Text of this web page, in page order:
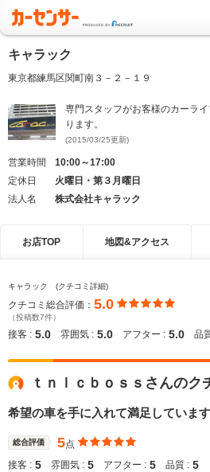
キャラック
東京都練馬区関町南３－２－１９
専門スタッフがお客様のカーラ
ります。
(2015/03/25更新)
営業時間
10:00～17:00
定休日
火曜日・第３月曜日
法人名
株式会社キャラック
お店TOP 地図&アクセス
キャラック (クチコミ詳細)
クチコミ総合評価： 5.0
（投稿数7件）
接客 : 5.0 雰囲気 : 5.0 アフター : 5.0 品
ｔｎｌｃｂｏｓｓさんのク
希望の車を手に入れて満足しています
総合評価 5点
接客 : 5 雰囲気 : 5 アフター : 5 品質 : 5